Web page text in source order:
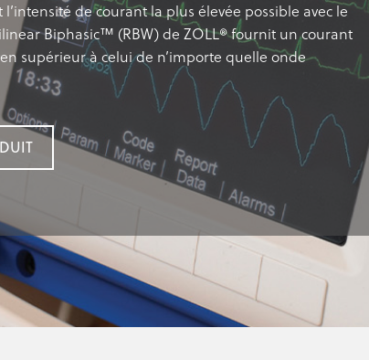
de courant la plus élevée possible avec le
Biphasic™ (RBW) de ZOLL® fournit un courant
supérieur à celui de n’importe quelle onde